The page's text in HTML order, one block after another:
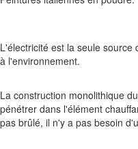
L'électricité est la seule
à l'environnement.
La construction monolithique
pénétrer dans l'élément
pas brûlé, il n'y a pas besoin